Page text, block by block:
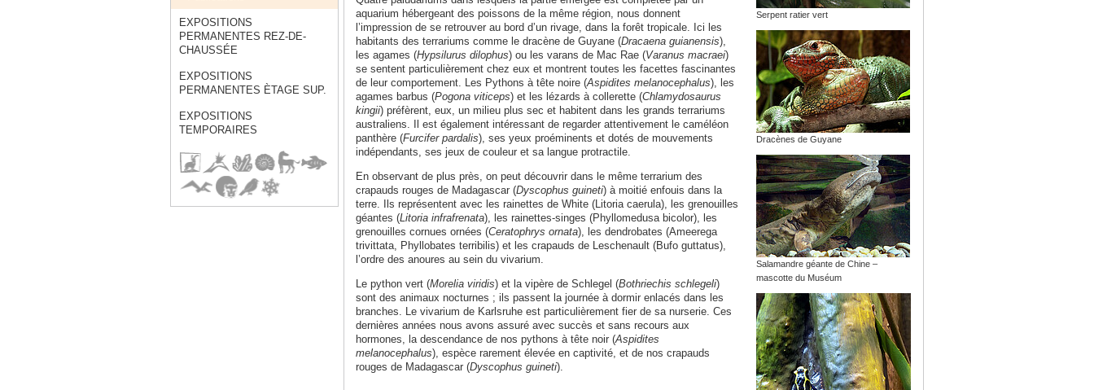
EXPOSITIONS
PERMANENTES REZ-DE-
CHAUSSÉE
EXPOSITIONS
PERMANENTES ÈTAGE SUP.
EXPOSITIONS
TEMPORAIRES
aquarium hébergeant des poissons de la même région, nous donnent
l’impression de se retrouver au bord d’un rivage, dans la forêt tropicale. Ici les
habitants des terrariums comme le dracène de Guyane (Dracaena guianensis),
les agames (Hypsilurus dilophus) ou les varans de Mac Rae (Varanus macraei)
se sentent particulièrement chez eux et montrent toutes les facettes fascinantes
de leur comportement. Les Pythons à tête noire (Aspidites melanocephalus), les
agames barbus (Pogona viticeps) et les lézards à collerette (Chlamydosaurus
kingii) préfèrent, eux, un milieu plus sec et habitent dans les grands terrariums
australiens. Il est également intéressant de regarder attentivement le caméléon
panthère (Furcifer pardalis), ses yeux proéminents et dotés de mouvements
indépendants, ses jeux de couleur et sa langue protractile.
En observant de plus près, on peut découvrir dans le même terrarium des
crapauds rouges de Madagascar (Dyscophus guineti) à moitié enfouis dans la
terre. Ils représentent avec les rainettes de White (Litoria caerula), les grenouilles
géantes (Litoria infrafrenata), les rainettes-singes (Phyllomedusa bicolor), les
grenouilles cornues ornées (Ceratophrys ornata), les dendrobates (Ameerega
trivittata, Phyllobates terribilis) et les crapauds de Leschenault (Bufo guttatus),
l’ordre des anoures au sein du vivarium.
Le python vert (Morelia viridis) et la vipère de Schlegel (Bothriechis schlegeli)
sont des animaux nocturnes ; ils passent la journée à dormir enlacés dans les
branches. Le vivarium de Karlsruhe est particulièrement fier de sa nurserie. Ces
dernières années nous avons assuré avec succès et sans recours aux
hormones, la descendance de nos pythons à tête noir (Aspidites
melanocephalus), espèce rarement élevée en captivité, et de nos crapauds
rouges de Madagascar (Dyscophus guineti).
Serpent ratier vert
Dracènes de Guyane
Salamandre géante de Chine –
mascotte du Muséum